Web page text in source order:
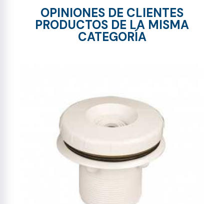
OPINIONES DE CLIENTES
PRODUCTOS DE LA MISMA
CATEGORÍA